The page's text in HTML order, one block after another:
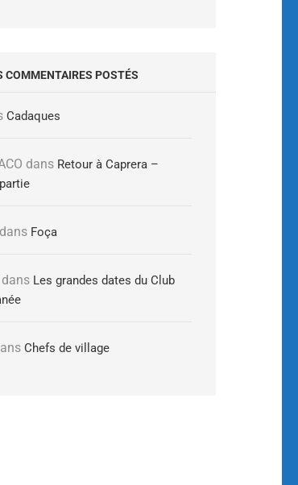
COMMENTAIRES POSTÉS
Cadaques
dans Retour à Caprera –
dans Foça
dans Les grandes dates du Club
Chefs de village